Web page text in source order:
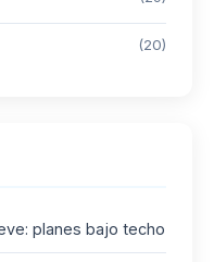
(20)
planes bajo techo